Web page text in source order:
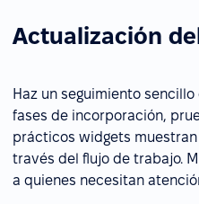
Actualización
Haz un seguimiento
fases de incorporación,
prácticos widgets
través del flujo de trabajo.
a quienes necesitan